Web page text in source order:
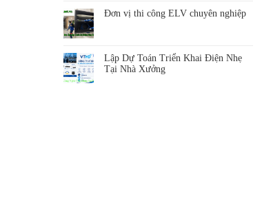
Đơn vị thi công ELV chuyên nghiệp
Lập Dự Toán Triển Khai Điện Nhẹ
Tại Nhà Xưởng